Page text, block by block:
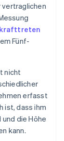
vertraglichen
Fünf-
nicht
erfasst
ist, dass ihm
die Höhe
kann.